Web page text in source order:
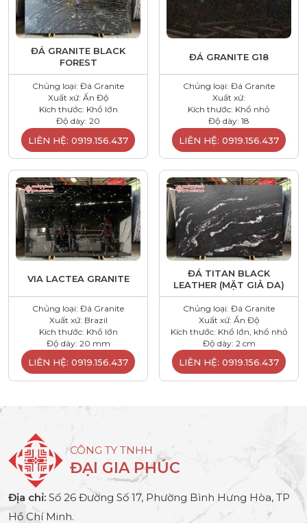
ĐÁ GRANITE BLACK
FOREST
Chủng loại: Đá Granite
Xuất xứ: Ấn Độ
Kích thước: Khổ lớn
Độ dày: 20
LIÊN HỆ: 0919.156.437
ĐÁ GRANITE G18
Chủng loại: Đá Granite
Xuất xứ:
Kích thước: Khổ nhỏ
Độ dày: 18
LIÊN HỆ: 0919.156.437
VIA LACTEA GRANITE
Chủng loại: Đá Granite
Xuất xứ: Brazil
Kích thước: Khổ lớn
Độ dày: 20 mm
LIÊN HỆ: 0919.156.437
ĐÁ TITAN BLACK
LEATHER (MẶT GIẢ DA)
Chủng loại: Đá Granite
Xuất xứ: Ấn Độ
Kích thước: Khổ lớn, khổ nhỏ
Độ dày: 2 cm
LIÊN HỆ: 0919.156.437
CÔNG TY TNHH
ĐẠI GIA PHÚC
Địa chỉ: Số 26 Đường Số 17, Phường Bình Hưng Hòa, TP
Hồ Chí Minh.